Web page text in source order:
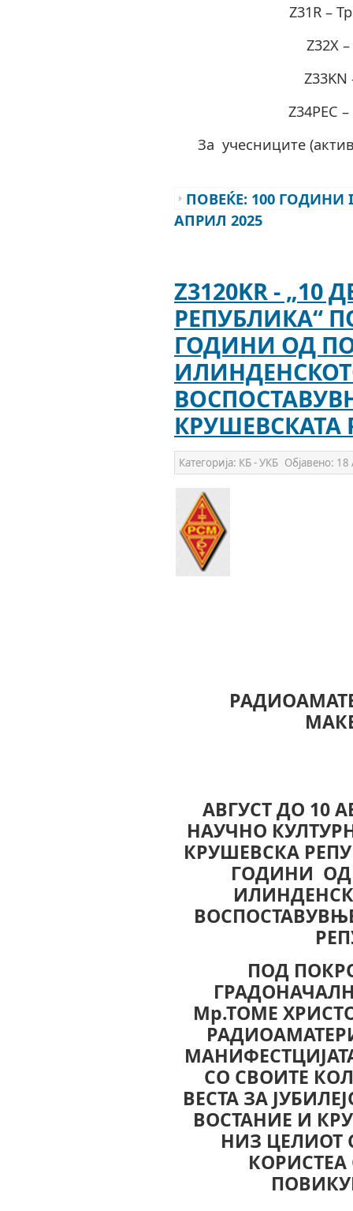
Z31R –
Z32X
Z34PEC
За учесниците
ПОВЕЌЕ: 100 ГОДИНИ
АПРИЛ 2025
Z3120KR -
РЕПУБЛИКА“
ГОДИНИ ОД
КРУШЕВСКАТА
Категорија: КБ - УКБ Објавено: 18
AВГУСТ ДО 10
НАУЧНО
КРУШЕВСКА
ГОДИНИ ОД
ПОД
Мр.ТОМЕ
СО СВОИТЕ
ВЕСТА ЗА
ВОСТАНИЕ И
НИЗ ЦЕЛИОТ